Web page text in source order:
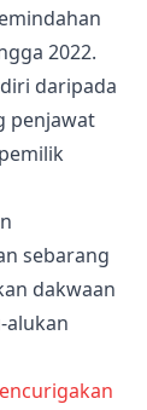
2022.
daripada
penjawat
sebarang
dakwaan
alukan